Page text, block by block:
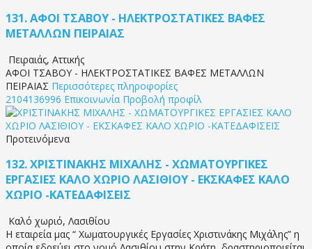
131.ΑΦΟΙ ΤΣΑΒΟΥ - ΗΛΕΚΤΡΟΣΤΑΤΙΚΕΣ ΒΑΦΕΣ
ΜΕΤΑΛΛΩΝ ΠΕΙΡΑΙΑΣ
Πειραιάς, Αττικής
ΑΦΟΙ ΤΣΑΒΟΥ - ΗΛΕΚΤΡΟΣΤΑΤΙΚΕΣ ΒΑΦΕΣ ΜΕΤΑΛΛΩΝ
ΠΕΙΡΑΙΑΣ Περισσότερες πληροφορίες
2104136996 Επικοινωνία Προβολή προφίλ
Προτεινόμενα
132.ΧΡΙΣΤΙΝΑΚΗΣ ΜΙΧΑΛΗΣ - ΧΩΜΑΤΟΥΡΓΙΚΕΣ
ΕΡΓΑΣΙΕΣ ΚΑΛΟ ΧΩΡΙΟ ΛΑΣΙΘΙΟΥ - ΕΚΣΚΑΦΕΣ ΚΑΛΟ
ΧΩΡΙΟ -ΚΑΤΕΔΑΦΙΣΕΙΣ
Καλό χωριό, Λασιθίου
Η εταιρεία μας “ Χωματουργικές Εργασίες Χριστινάκης Μιχάλης” η